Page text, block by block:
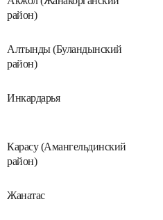
район)
Алтынды (Буландынский
район)
Инкардарья
Карасу (Амангельдинский
район)
Жанатас